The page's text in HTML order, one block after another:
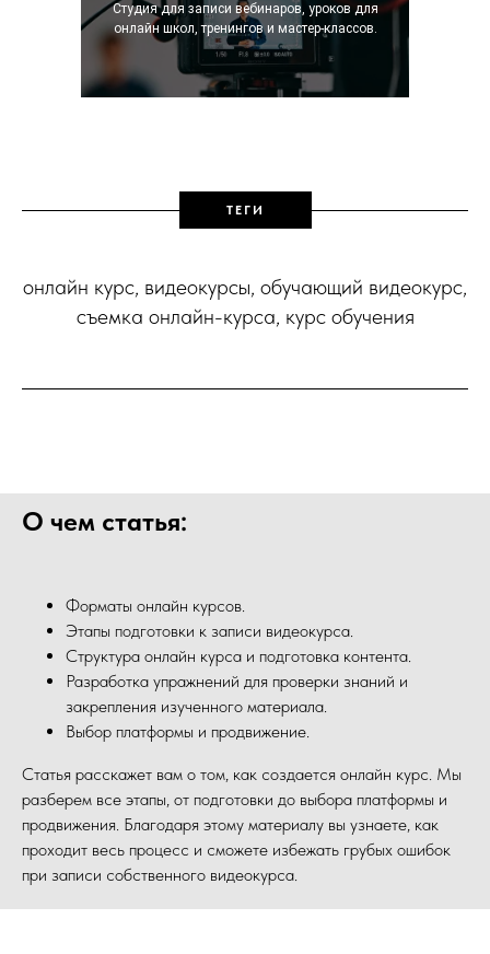
Студия для записи вебинаров, уроков для
онлайн школ, тренингов и мастер-классов.
ТЕГИ
онлайн курс, видеокурсы, обучающий видеокурс,
съемка онлайн-курса, курс обучения
О чем статья:
Форматы онлайн курсов.
Этапы подготовки к записи видеокурса.
Структура онлайн курса и подготовка контента.
Разработка упражнений для проверки знаний и
закрепления изученного материала.
Выбор платформы и продвижение.
Статья расскажет вам о том, как создается онлайн курс. Мы
разберем все этапы, от подготовки до выбора платформы и
продвижения. Благодаря этому материалу вы узнаете, как
проходит весь процесс и сможете избежать грубых ошибок
при записи собственного видеокурса.